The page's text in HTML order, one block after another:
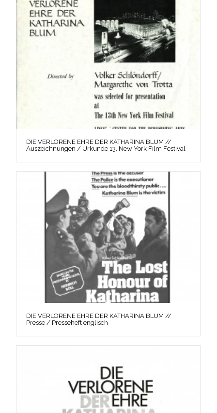
DIE VERLORENE EHRE DER KATHARINA BLUM //
Auszeichnungen / Urkunde 13. New York Film Festival
DIE VERLORENE EHRE DER KATHARINA BLUM //
Presse / Presseheft englisch